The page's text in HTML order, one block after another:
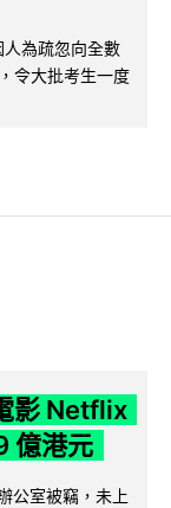
為疏忽向全數
令大批考生一度
影 Netflix
億港元
公室被竊，未上